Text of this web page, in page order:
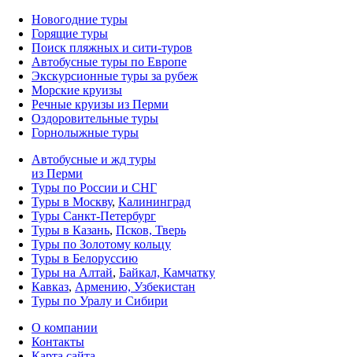
Новогодние туры
Горящие туры
Поиск пляжных и сити-туров
Автобусные туры по Европе
Экскурсионные туры за рубеж
Морские круизы
Речные круизы из Перми
Оздоровительные туры
Горнолыжные туры
Автобусные и жд туры
из Перми
Туры по России и СНГ
Туры в Москву, Калининград
Туры Санкт-Петербург
Туры в Казань, Псков, Тверь
Туры по Золотому кольцу
Туры в Белоруссию
Туры на Алтай, Байкал, Камчатку
Кавказ, Армению, Узбекистан
Туры по Уралу и Сибири
О компании
Контакты